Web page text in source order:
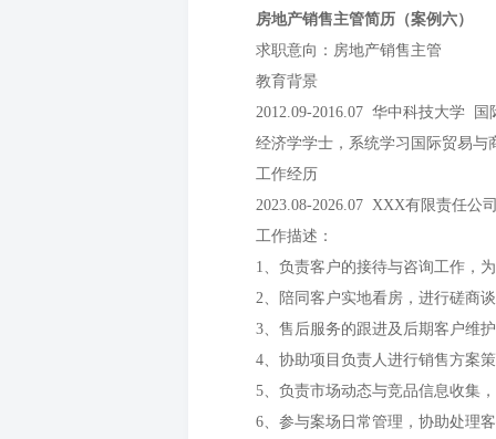
房地产销售主管简历（案例六）
求职意向：房地产销售主管
教育背景
2012.09-2016.07 华中科技大学
经济学学士，系统学习国际贸易
工作经历
2023.08-2026.07 XXX有限责任公
工作描述：
1、负责客户的接待与咨询工作，
2、陪同客户实地看房，进行磋商
3、售后服务的跟进及后期客户维
4、协助项目负责人进行销售方案
5、负责市场动态与竞品信息收集
6、参与案场日常管理，协助处理